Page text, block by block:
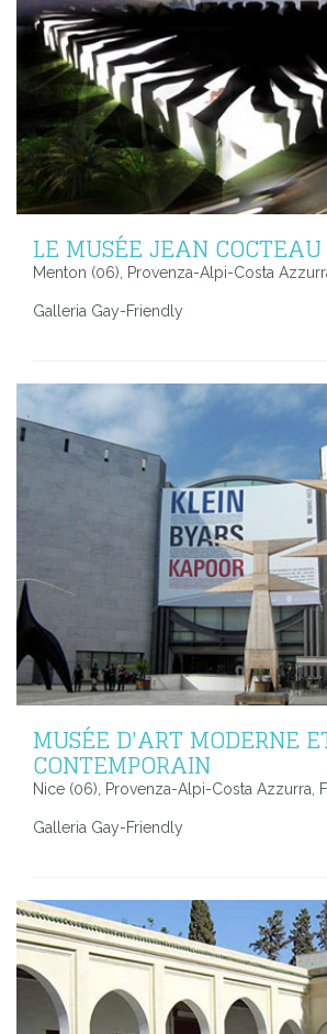
LE MUSÉE JEAN
Menton (06), Provenza-Alpi-Costa
Galleria Gay-Friendly
MUSÉE D'ART MODERNE
CONTEMPORAIN
Nice (06), Provenza-Alpi-Costa Azzurra,
Galleria Gay-Friendly